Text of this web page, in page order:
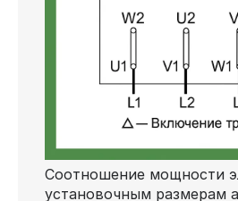
Соотношение мощности
установочным размерам